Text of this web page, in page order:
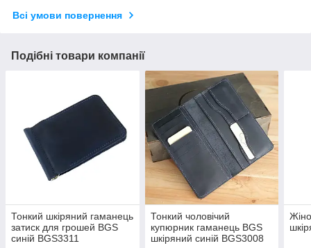
Всі умови повернення
Подібні товари компанії
Тонкий шкіряний гаманець
затиск для грошей BGS
синій BGS3311
Тонкий чоловічий
купюрник гаманець BGS
шкіряний синій BGS3008